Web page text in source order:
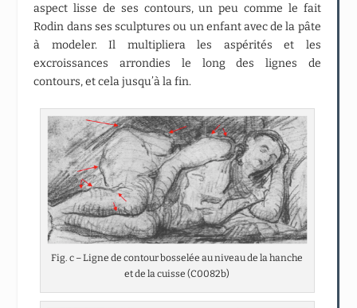
aspect lisse de ses contours, un peu comme le fait
Rodin dans ses sculptures ou un enfant avec de la pâte
à modeler. Il multipliera les aspérités et les
excroissances arrondies le long des lignes de
contours, et cela jusqu’à la fin.
Fig. c – Ligne de contour bosselée au niveau de la hanche
et de la cuisse (C0082b)